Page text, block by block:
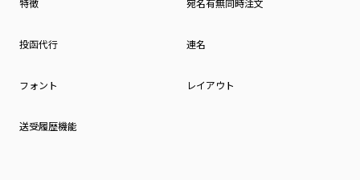
特徴 宛名有無同時注文
投函代行 連名
フォント レイアウト
送受履歴機能